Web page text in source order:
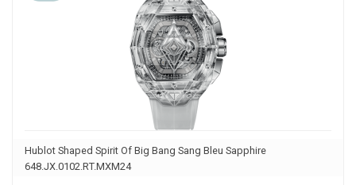
Hublot Shaped Spirit Of Big Bang Sang Bleu Sapphire
648.JX.0102.RT.MXM24